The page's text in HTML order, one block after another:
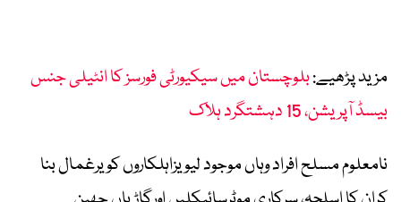
مزید پڑھیے:بلوچستان میں سیکیورٹی فورسز کا انٹیلی جنس
بیسڈ آپریشن، 15 دہشتگرد ہلاک
نامعلوم مسلح افراد وہاں موجود لیویزاہلکاروں کویرغمال بنا